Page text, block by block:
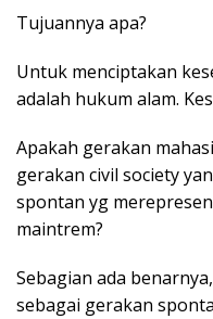
Tujuannya apa?
Untuk menciptakan
adalah hukum alam.
Apakah gerakan
gerakan civil society
spontan yg
maintrem?
Sebagian ada
sebagai gerakan